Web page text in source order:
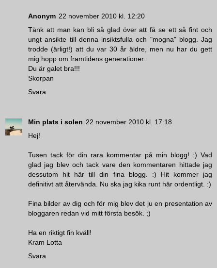
Anonym 22 november 2010 kl. 12:20
Tänk att man kan bli så glad över att få se ett så fint och
ungt ansikte till denna insiktsfulla och "mogna" blogg. Jag
trodde (ärligt!) att du var 30 år äldre, men nu har du gett
mig hopp om framtidens generationer..
Du är galet bra!!!
Skorpan
Svara
Min plats i solen 22 november 2010 kl. 17:18
Hej!
Tusen tack för din rara kommentar på min blogg! :) Vad
glad jag blev och tack vare den kommentaren hittade jag
dessutom hit här till din fina blogg. :) Hit kommer jag
definitivt att återvända. Nu ska jag kika runt här ordentligt. :)
Fina bilder av dig och för mig blev det ju en presentation av
bloggaren redan vid mitt första besök. ;)
Ha en riktigt fin kväll!
Kram Lotta
Svara